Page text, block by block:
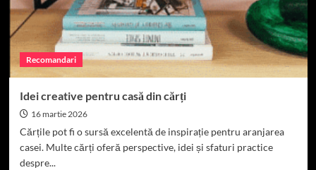
externalizeze
serviciile
de
call
center
Recomandari
Idei creative pentru casă din cărți
16 martie 2026
Cărțile pot fi o sursă excelentă de inspirație pentru aranjarea
casei. Multe cărți oferă perspective, idei și sfaturi practice
despre...